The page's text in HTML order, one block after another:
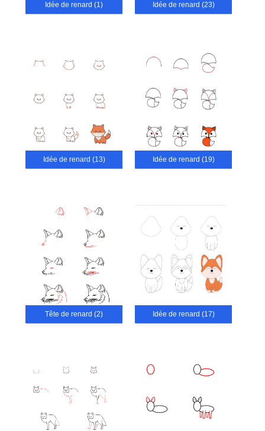
Idée de renard (1) Idée de renard (23)
Idée de renard (13) Idée de renard (19)
Tête de renard (2) Idée de renard (17)